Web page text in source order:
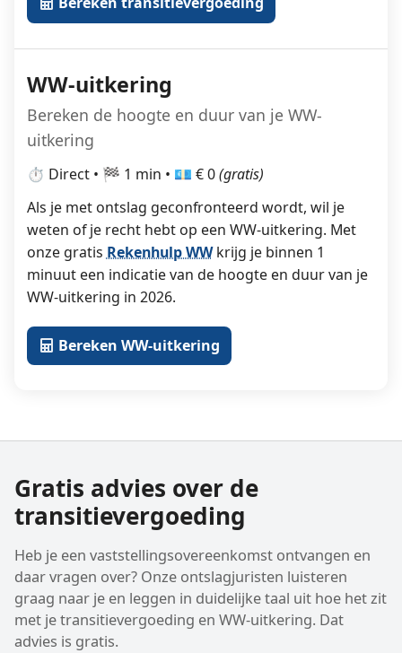
WW-uitkering
Bereken de hoogte en duur van je WW-
uitkering
⏱️ Direct • 🏁 1 min • 💶 € 0(gratis)
Als je met ontslag geconfronteerd wordt, wil je
weten of je recht hebt op een WW-uitkering. Met
onze gratis Rekenhulp WWkrijg je binnen 1
minuut een indicatie van de hoogte en duur van je
WW-uitkering in 2026.
Bereken WW-uitkering
Gratis advies over de
transitievergoeding
Heb je een vaststellings­overeenkomst ontvangen en
daar vragen over? Onze ontslagjuristen luisteren
graag naar je en leggen in duidelijke taal uit hoe het zit
met je transitievergoeding en WW-uitkering. Dat
advies is gratis.